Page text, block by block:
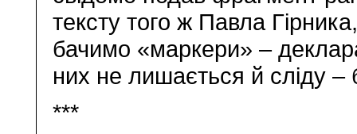
тексту того ж Павла
бачимо «маркери» –
них не лишається й сліду –
***